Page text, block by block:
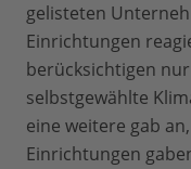
gelisteten
Einrichtungen
berücksichtigen
selbstgewählte
eine weitere gab
Einrichtungen